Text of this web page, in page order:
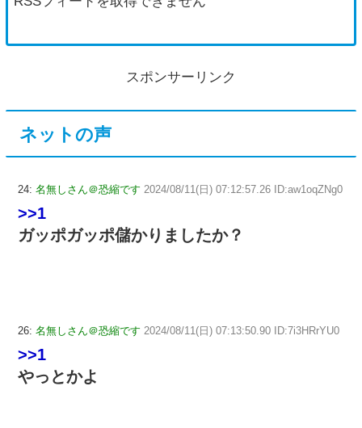
スポンサーリンク
ネットの声
24: 名無しさん＠恐縮です 2024/08/11(日) 07:12:57.26 ID:aw1oqZNg0
>>1
ガッポガッポ儲かりましたか？
26: 名無しさん＠恐縮です 2024/08/11(日) 07:13:50.90 ID:7i3HRrYU0
>>1
やっとかよ